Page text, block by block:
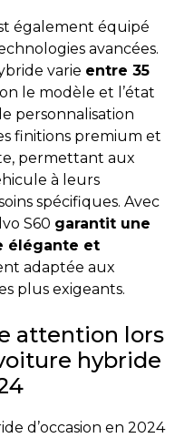
également équipé
avancées.
varie entre 35
le modèle et l’état
personnalisation
finitions premium et
permettant aux
à leurs
spécifiques. Avec
S60 garantit une
élégante et
adaptée aux
plus exigeants.
attention lors
hybride
d’occasion en 2024